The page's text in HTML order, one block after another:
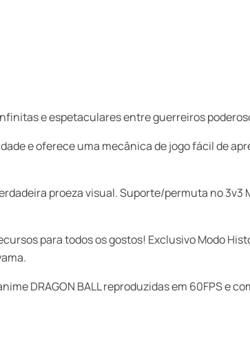
e espetaculares entre guerreiros
e oferece uma mecânica de jogo fácil de
proeza visual. Suporte/permuta no 3v3
para todos os gostos! Exclusivo Modo
DRAGON BALL reproduzidas em 60FPS e